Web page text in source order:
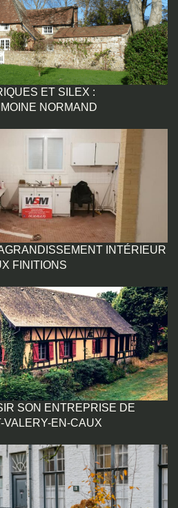
ET SILEX :
NORMAND
INTÉRIEUR
FINITIONS
SON ENTREPRISE DE
VALERY-EN-CAUX